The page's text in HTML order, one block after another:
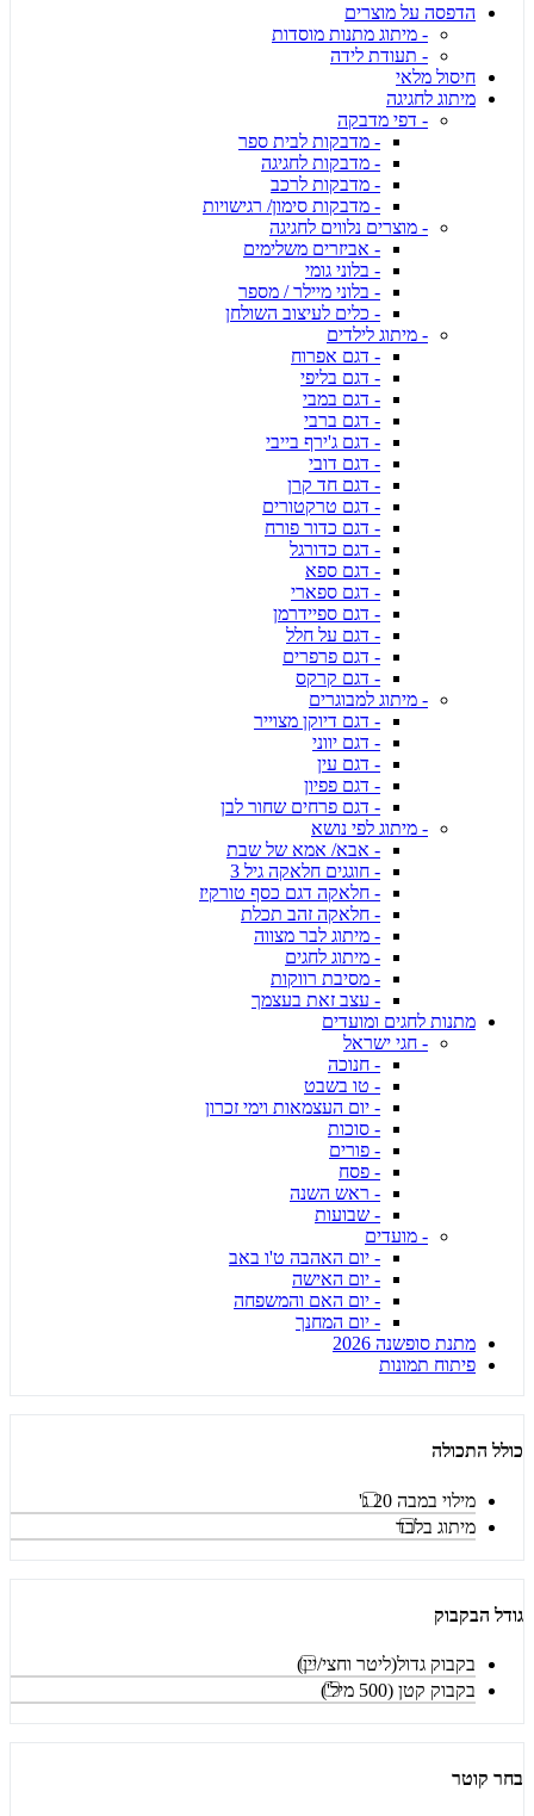
הדפסה על מוצרים
- מיתוג מתנות מוסדות
- תעודת לידה
חיסול מלאי
מיתוג לחגיגה
- דפי מדבקה
- מדבקות לבית ספר
- מדבקות לחגיגה
- מדבקות לרכב
- מדבקות סימון/ רגישויות
- מוצרים נלווים לחגיגה
- אביזרים משלימים
- בלוני גומי
- בלוני מיילר / מספר
- כלים לעיצוב השולחן
- מיתוג לילדים
- דגם אפרוח
- דגם בליפי
- דגם במבי
- דגם ברבי
- דגם ג'ירף בייבי
- דגם דובי
- דגם חד קרן
- דגם טרקטורים
- דגם כדור פורח
- דגם כדורגל
- דגם ספא
- דגם ספארי
- דגם ספיידרמן
- דגם על חלל
- דגם פרפרים
- דגם קרקס
- מיתוג למבוגרים
- דגם דיוקן מצוייר
- דגם יווני
- דגם עין
- דגם פפיון
- דגם פרחים שחור לבן
- מיתוג לפי נושא
- אבא/ אמא של שבת
- חוגגים חלאקה גיל 3
- חלאקה דגם כסף טורקיז
- חלאקה זהב תכלת
- מיתוג לבר מצווה
- מיתוג לחגים
- מסיבת רווקות
- עצב זאת בעצמך
מתנות לחגים ומועדים
- חגי ישראל
- חנוכה
- טו בשבט
- יום העצמאות וימי זכרון
- סוכות
- פורים
- פסח
- ראש השנה
- שבועות
- מועדים
- יום האהבה ט'ו באב
- יום האישה
- יום האם והמשפחה
- יום המחנך
מתנת סופשנה 2026
פיתוח תמונות
כולל התכולה
מילוי במבה 20 ג'
מיתוג בלבד
גודל הבקבוק
בקבוק גדול(ליטר וחצי/יין)
בקבוק קטן (500 מיל')
בחר קוטר